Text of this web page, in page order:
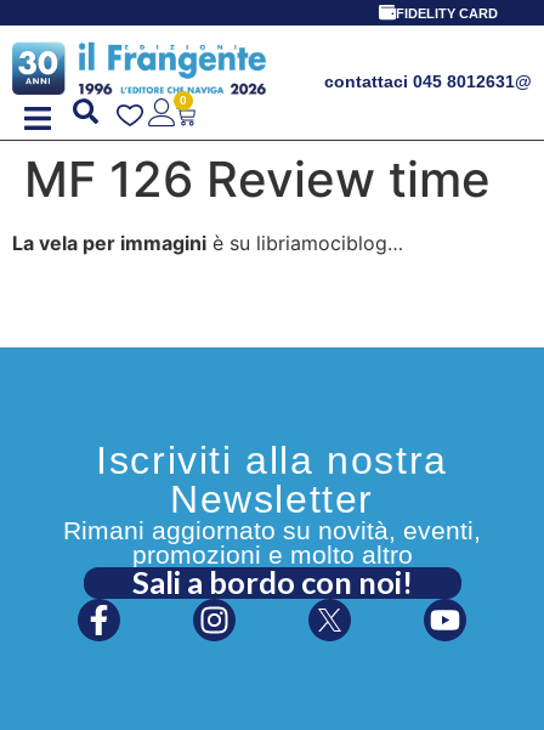
FIDELITY CARD
contattaci 045 8012631@
0
MF 126 Review time
La vela per immagini è su libriamociblog…
Iscriviti alla nostra
Newsletter
Rimani aggiornato su novità, eventi,
promozioni e molto altro
Sali a bordo con noi!